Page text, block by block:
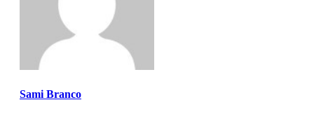
Sami Branco